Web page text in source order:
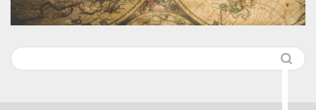
アイテム
中華料理